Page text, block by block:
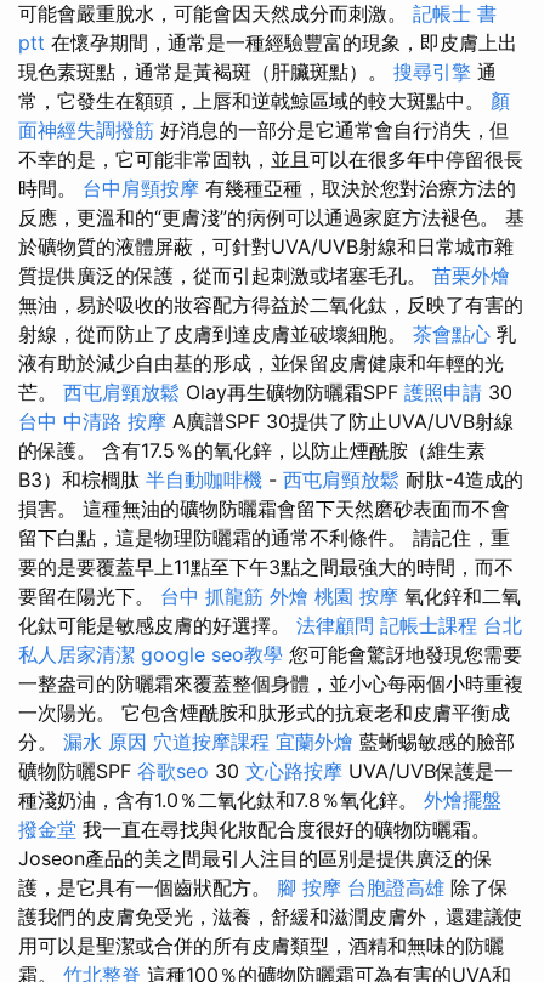
可能會嚴重脫水，可能會因天然成分而刺激。 記帳士 書
ptt 在懷孕期間，通常是一種經驗豐富的現象，即皮膚上出
現色素斑點，通常是黃褐斑（肝臟斑點）。 搜尋引擎 通
常，它發生在額頭，上唇和逆戟鯨區域的較大斑點中。 顏
面神經失調撥筋 好消息的一部分是它通常會自行消失，但
不幸的是，它可能非常固執，並且可以在很多年中停留很長
時間。 台中肩頸按摩 有幾種亞種，取決於您對治療方法的
反應，更溫和的“更膚淺”的病例可以通過家庭方法褪色。 基
於礦物質的液體屏蔽，可針對UVA/UVB射線和日常城市雜
質提供廣泛的保護，從而引起刺激或堵塞毛孔。 苗栗外燴
無油，易於吸收的妝容配方得益於二氧化鈦，反映了有害的
射線，從而防止了皮膚到達皮膚並破壞細胞。 茶會點心 乳
液有助於減少自由基的形成，並保留皮膚健康和年輕的光
芒。 西屯肩頸放鬆 Olay再生礦物防曬霜SPF 護照申請 30
台中 中清路 按摩 A廣譜SPF 30提供了防止UVA/UVB射線
的保護。 含有17.5％的氧化鋅，以防止煙酰胺（維生素
B3）和棕櫚肽 半自動咖啡機 - 西屯肩頸放鬆 耐肽-4造成的
損害。 這種無油的礦物防曬霜會留下天然磨砂表面而不會
留下白點，這是物理防曬霜的通常不利條件。 請記住，重
要的是要覆蓋早上11點至下午3點之間最強大的時間，而不
要留在陽光下。 台中 抓龍筋 外燴 桃園 按摩 氧化鋅和二氧
化鈦可能是敏感皮膚的好選擇。 法律顧問 記帳士課程 台北
私人居家清潔 google seo教學 您可能會驚訝地發現您需要
一整盎司的防曬霜來覆蓋整個身體，並小心每兩個小時重複
一次陽光。 它包含煙酰胺和肽形式的抗衰老和皮膚平衡成
分。 漏水 原因 穴道按摩課程 宜蘭外燴 藍蜥蜴敏感的臉部
礦物防曬SPF 谷歌seo 30 文心路按摩 UVA/UVB保護是一
種淺奶油，含有1.0％二氧化鈦和7.8％氧化鋅。 外燴擺盤
撥金堂 我一直在尋找與化妝配合度很好的礦物防曬霜。
Joseon產品的美之間最引人注目的區別是提供廣泛的保
護，是它具有一個齒狀配方。 腳 按摩 台胞證高雄 除了保
護我們的皮膚免受光，滋養，舒緩和滋潤皮膚外，還建議使
用可以是聖潔或合併的所有皮膚類型，酒精和無味的防曬
霜。 竹北整脊 這種100％的礦物防曬霜可為有害的UVA和